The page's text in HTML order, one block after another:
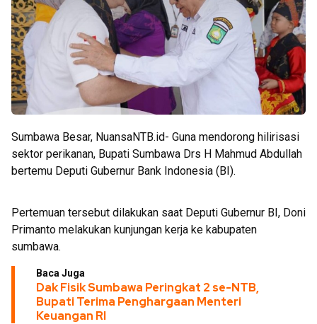
Sumbawa Besar, NuansaNTB.id- Guna mendorong hilirisasi
sektor perikanan, Bupati Sumbawa Drs H Mahmud Abdullah
bertemu Deputi Gubernur Bank Indonesia (BI).
Pertemuan tersebut dilakukan saat Deputi Gubernur BI, Doni
Primanto melakukan kunjungan kerja ke kabupaten
sumbawa.
Baca Juga
Dak Fisik Sumbawa Peringkat 2 se-NTB,
Bupati Terima Penghargaan Menteri
Keuangan RI